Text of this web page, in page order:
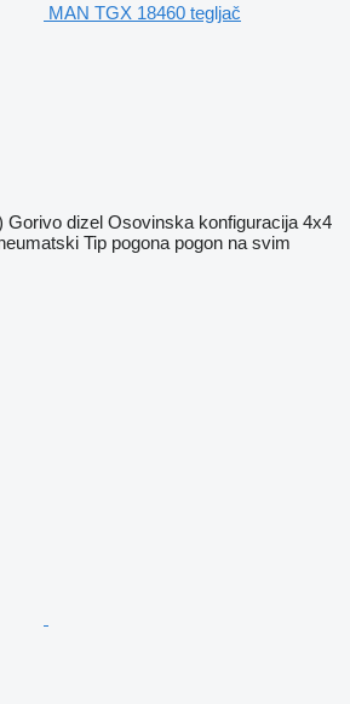
MAN TGX 18460 tegljač
Gorivo dizel Osovinska konfiguracija 4x4
Tip pogona pogon na svim